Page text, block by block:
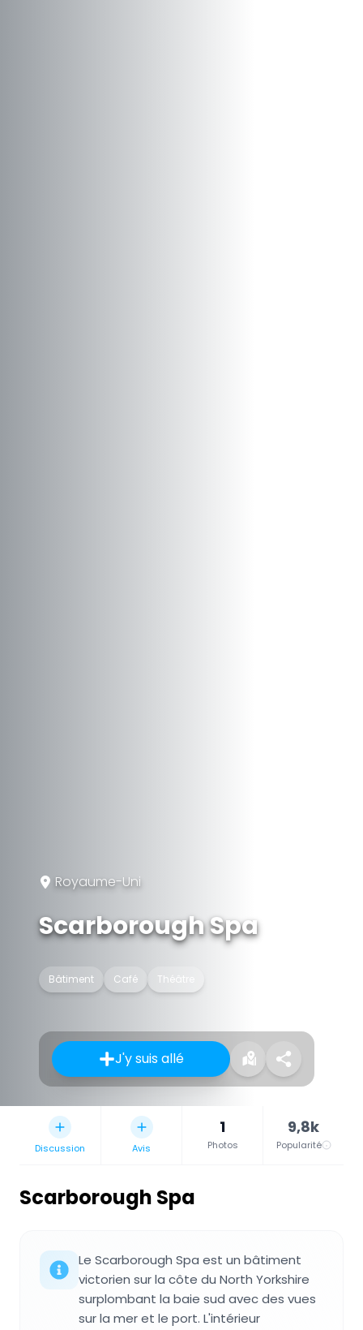
Royaume-Uni
Scarborough Spa
Bâtiment Café Théâtre
J'y suis allé
Discussion Avis
1
Photos
9,8k
Popularité
Scarborough Spa
Le Scarborough Spa est un bâtiment
victorien sur la côte du North Yorkshire
surplombant la baie sud avec des vues
sur la mer et le port. L'intérieur